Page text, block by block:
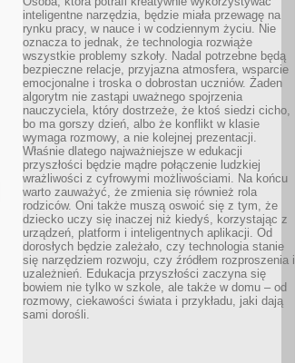
inteligentne narzędzia, będzie miała przewagę na
rynku pracy, w nauce i w codziennym życiu. Nie
oznacza to jednak, że technologia rozwiąże
wszystkie problemy szkoły. Nadal potrzebne będą
bezpieczne relacje, przyjazna atmosfera, wsparcie
emocjonalne i troska o dobrostan uczniów. Żaden
algorytm nie zastąpi uważnego spojrzenia
nauczyciela, który dostrzeże, że ktoś siedzi cicho,
bo ma gorszy dzień, albo że konflikt w klasie
wymaga rozmowy, a nie kolejnej prezentacji.
Właśnie dlatego najważniejsze w edukacji
przyszłości będzie mądre połączenie ludzkiej
wrażliwości z cyfrowymi możliwościami. Na końcu
warto zauważyć, że zmienia się również rola
rodziców. Oni także muszą oswoić się z tym, że
dziecko uczy się inaczej niż kiedyś, korzystając z
urządzeń, platform i inteligentnych aplikacji. Od
dorosłych będzie zależało, czy technologia stanie
się narzędziem rozwoju, czy źródłem rozproszenia i
uzależnień. Edukacja przyszłości zaczyna się
bowiem nie tylko w szkole, ale także w domu – od
rozmowy, ciekawości świata i przykładu, jaki dają
sami dorośli.